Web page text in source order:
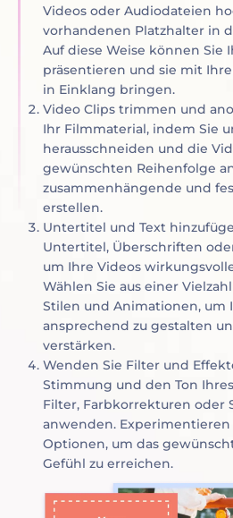
Videos oder Audiodateien
vorhandenen Platzhalter in
Auf diese Weise können Sie
präsentieren und sie mit
in Einklang bringen.
Video Clips trimmen und
Ihr Filmmaterial, indem Sie
herausschneiden und die
gewünschten Reihenfolge
zusammenhängende und
erstellen.
Untertitel und Text
Untertitel, Überschriften
um Ihre Videos
Wählen Sie aus einer
Stilen und Animationen, um
ansprechend zu gestalten
verstärken.
Wenden Sie Filter und
Stimmung und den Ton
Filter, Farbkorrekturen oder
anwenden.
Optionen, um das
Gefühl zu erreichen.